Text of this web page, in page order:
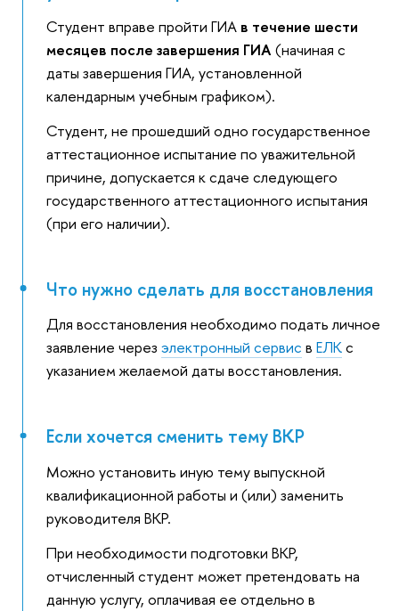
Студент вправе пройти ГИА в течение шести
месяцев после завершения ГИА (начиная с
даты завершения ГИА, установленной
календарным учебным графиком).
Студент, не прошедший одно государственное
аттестационное испытание по уважительной
причине, допускается к сдаче следующего
государственного аттестационного испытания
(при его наличии).
Что нужно сделать для восстановления
Для восстановления необходимо подать личное
заявление через электронный сервис в ЕЛКс
указанием желаемой даты восстановления.
Если хочется сменить тему ВКР
Можно установить иную тему выпускной
квалификационной работы и (или) заменить
руководителя ВКР.
При необходимости подготовки ВКР,
отчисленный студент может претендовать на
данную услугу, оплачивая ее отдельно в